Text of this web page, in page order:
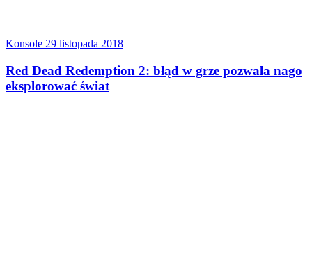
Konsole 29 listopada 2018
Red Dead Redemption 2: błąd w grze pozwala nago
eksplorować świat